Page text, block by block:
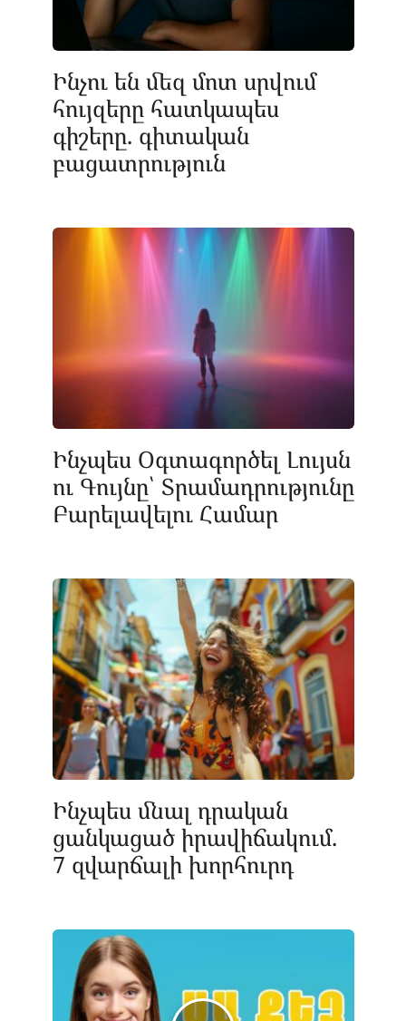
Ինչու են մեզ մոտ սրվում
հույզերը հատկապես
գիշերը. գիտական
բացատրություն
Ինչպես Օգտագործել Լույսն
ու Գույնը՝ Տրամադրությունը
Բարելավելու Համար
Ինչպես մնալ դրական
ցանկացած իրավիճակում.
7 զվարճալի խորհուրդ